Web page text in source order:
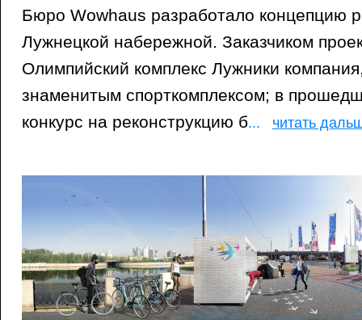
Бюро Wowhaus разработало концепцию
Лужнецкой набережной. Заказчиком
Олимпийский комплекс Лужники
знаменитым спорткомплексом; в
конкурс на реконструкцию б... читать